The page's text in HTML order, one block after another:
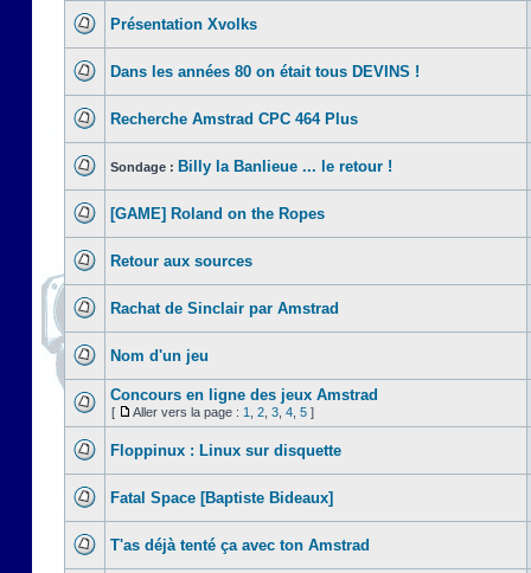
Présentation Xvolks
Dans les années 80 on était tous DEVINS !
Recherche Amstrad CPC 464 Plus
Sondage : Billy la Banlieue ... le retour !
[GAME] Roland on the Ropes
Retour aux sources
Rachat de Sinclair par Amstrad
Nom d'un jeu
Concours en ligne des jeux Amstrad
[ Aller vers la page : 1 2 3 4 5 ]
Floppinux : Linux sur disquette
Fatal Space [Baptiste Bideaux]
T'as déjà tenté ça avec ton Amstrad